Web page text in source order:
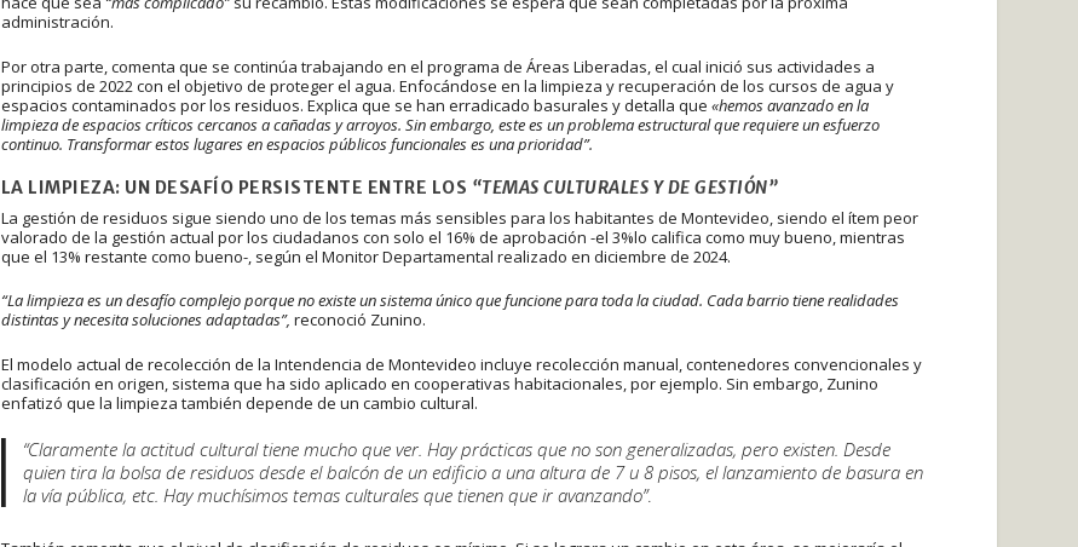
administración.
Por otra parte, comenta que se continúa trabajando en el programa de Áreas Liberadas, el cual inició sus actividades a
principios de 2022 con el objetivo de proteger el agua. Enfocándose en la limpieza y recuperación de los cursos de agua y
espacios contaminados por los residuos. Explica que se han erradicado basurales y detalla que «hemos avanzado en la
limpieza de espacios críticos cercanos a cañadas y arroyos. Sin embargo, este es un problema estructural que requiere un esfuerzo
continuo. Transformar estos lugares en espacios públicos funcionales es una prioridad”.
LA LIMPIEZA: UN DESAFÍO PERSISTENTE ENTRE LOS “TEMAS CULTURALES Y DE GESTIÓN”
La gestión de residuos sigue siendo uno de los temas más sensibles para los habitantes de Montevideo, siendo el ítem peor
valorado de la gestión actual por los ciudadanos con solo el 16% de aprobación -el 3%lo califica como muy bueno, mientras
que el 13% restante como bueno-, según el Monitor Departamental realizado en diciembre de 2024.
“La limpieza es un desafío complejo porque no existe un sistema único que funcione para toda la ciudad. Cada barrio tiene realidades
distintas y necesita soluciones adaptadas”, reconoció Zunino.
El modelo actual de recolección de la Intendencia de Montevideo incluye recolección manual, contenedores convencionales y
clasificación en origen, sistema que ha sido aplicado en cooperativas habitacionales, por ejemplo. Sin embargo, Zunino
enfatizó que la limpieza también depende de un cambio cultural.
“Claramente la actitud cultural tiene mucho que ver. Hay prácticas que no son generalizadas, pero existen. Desde
quien tira la bolsa de residuos desde el balcón de un edificio a una altura de 7 u 8 pisos, el lanzamiento de basura en
la vía pública, etc. Hay muchísimos temas culturales que tienen que ir avanzando”.